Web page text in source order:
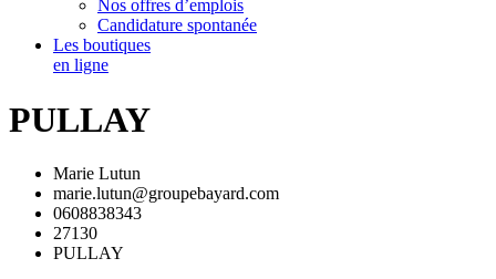
Nos offres d’emplois
Candidature spontanée
Les boutiques
en ligne
PULLAY
Marie Lutun
marie.lutun@groupebayard.com
0608838343
27130
PULLAY